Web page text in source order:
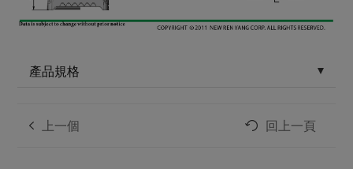
產品規格
上一個 回上一頁